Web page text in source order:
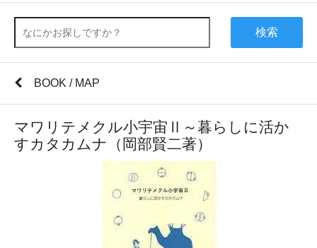
検索
BOOK / MAP
マワリテメクル小宇宙Ⅱ～暮らしに活か
すカタカムナ（岡部賢二著）